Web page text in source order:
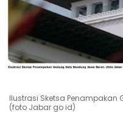
Ilustrasi Sketsa
(foto Jabar go id)